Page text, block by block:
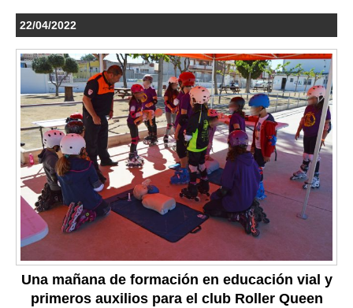
22/04/2022
Una mañana de formación en educación vial y
primeros auxilios para el club Roller Queen